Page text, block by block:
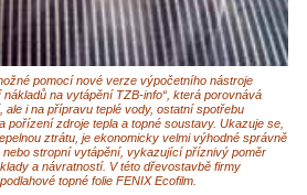
pomocí nové verze výpočetního nástroje
na vytápění TZB-info“, která porovnává
i na přípravu teplé vody, ostatní spotřebu
pořízení zdroje tepla a topné soustavy. Ukazuje se,
ztrátu, je ekonomicky velmi výhodné správně
nebo stropní vytápění, vykazující příznivý poměr
a návratností. V této dřevostavbě firmy
topné folie FENIX Ecofilm.